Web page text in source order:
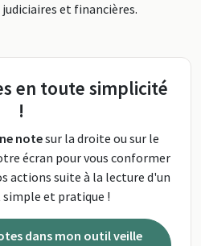
et financières.
en toute simplicité
!
notesur la droite ou sur le
écran pour vous conformer
actions suite à la lecture d'un
et pratique !